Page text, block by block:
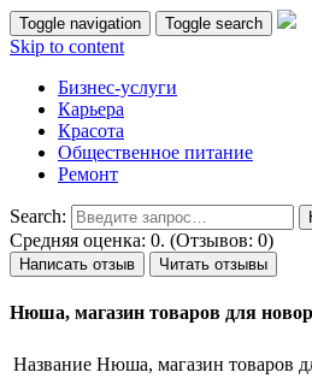
Toggle navigation Toggle search
Skip to content
Бизнес-услуги
Карьера
Красота
Общественное питание
Ремонт
Search:
Средняя оценка: 0. (Отзывов: 0)
Написать отзыв Читать отзывы
Нюша, магазин товаров для
Название Нюша, магазин товаров